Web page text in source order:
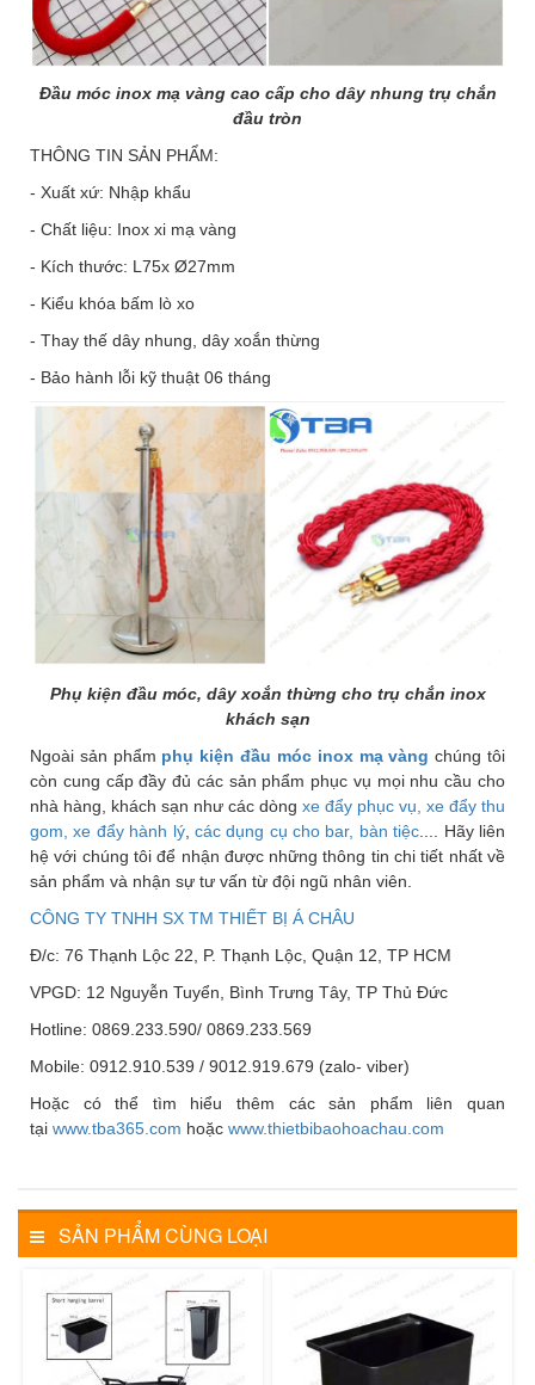
Đầu móc inox mạ vàng cao cấp cho dây nhung trụ chắn
đầu tròn
THÔNG TIN SẢN PHẨM:
- Xuất xứ: Nhập khẩu
- Chất liệu: Inox xi mạ vàng
- Kích thước: L75x Ø27mm
- Kiểu khóa bấm lò xo
- Thay thế dây nhung, dây xoắn thừng
- Bảo hành lỗi kỹ thuật 06 tháng
Phụ kiện đầu móc, dây xoắn thừng cho trụ chắn inox
khách sạn
Ngoài sản phẩm phụ kiện đầu móc inox mạ vàng chúng tôi
còn cung cấp đầy đủ các sản phẩm phục vụ mọi nhu cầu cho
nhà hàng, khách sạn như các dòng xe đẩy phục vụ , xe đẩy thu
gom, xe đẩy hành lý, các dụng cụ cho bar, bàn tiệc .... Hãy liên
hệ với chúng tôi để nhận được những thông tin chi tiết nhất về
sản phẩm và nhận sự tư vấn từ đội ngũ nhân viên.
CÔNG TY TNHH SX TM THIẾT BỊ Á CHÂU
Đ/c: 76 Thạnh Lộc 22, P. Thạnh Lộc, Quận 12, TP HCM
VPGD: 12 Nguyễn Tuyển, Bình Trưng Tây, TP Thủ Đức
Hotline: 0869.233.590/ 0869.233.569
Mobile: 0912.910.539 / 9012.919.679 (zalo- viber)
Hoặc có thể tìm hiểu thêm các sản phẩm liên quan
tại www.tba365.com hoặc www.thietbibaohoachau.com
SẢN PHẨM CÙNG LOẠI